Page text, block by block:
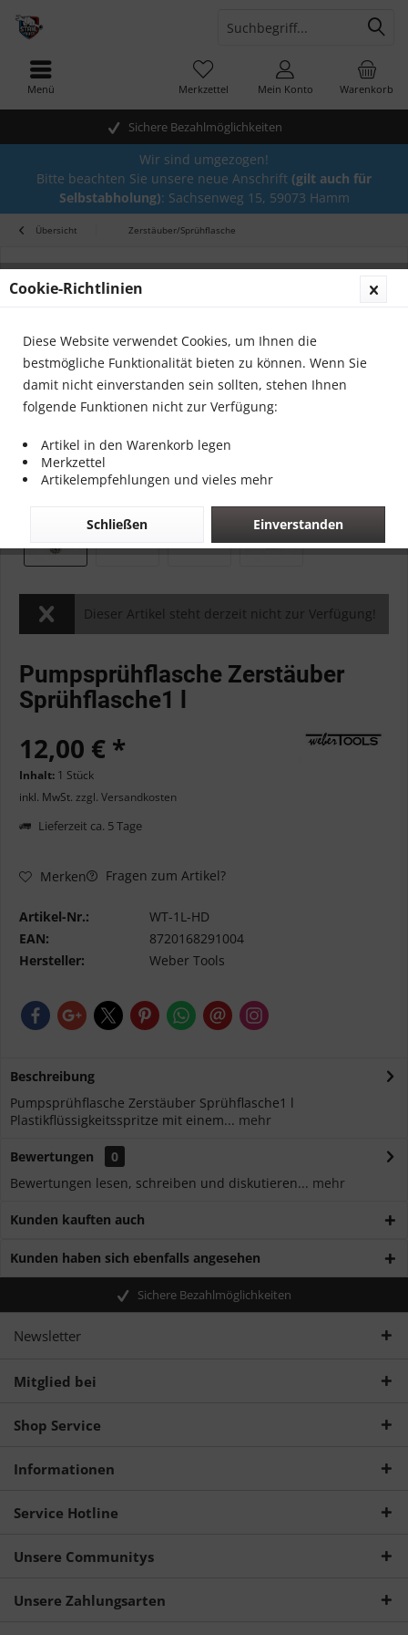
Sichere Bezahlmöglichkeiten
Warenkorb
Merkzettel Mein Konto
Menü
Wir sind umgezogen!
Bitte beachten Sie unsere neue Anschrift (gilt auch für
Selbstabholung): Sachsenweg 15, 59073 Hamm
Übersicht Zerstäuber/Sprühflasche
Dieser Artikel steht derzeit nicht zur Verfügung!
Pumpsprühflasche Zerstäuber
Sprühflasche1 l
12,00 € *
Inhalt: 1 Stück
inkl. MwSt. zzgl. Versandkosten
Lieferzeit ca. 5 Tage
Merken Fragen zum Artikel?
Artikel-Nr.:
WT-1L-HD
EAN:
8720168291004
Hersteller:
Weber Tools
Beschreibung
Pumpsprühflasche Zerstäuber Sprühflasche1 l
Plastikflüssigkeitsspritze mit einem... mehr
Bewertungen
0
Bewertungen lesen, schreiben und diskutieren... mehr
Kunden kauften auch
Kunden haben sich ebenfalls angesehen
Sichere Bezahlmöglichkeiten
Newsletter
Mitglied bei
Shop Service
Informationen
Service Hotline
Unsere Communitys
Unsere Zahlungsarten
Cookie-Richtlinien
Diese Website verwendet Cookies, um Ihnen die
bestmögliche Funktionalität bieten zu können. Wenn Sie
damit nicht einverstanden sein sollten, stehen Ihnen
folgende Funktionen nicht zur Verfügung:
Artikel in den Warenkorb legen
Merkzettel
Artikelempfehlungen und vieles mehr
Einverstanden
Schließen